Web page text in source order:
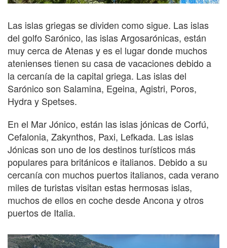
Las islas griegas se dividen como sigue. Las islas
del golfo Sarónico, las islas Argosarónicas, están
muy cerca de Atenas y es el lugar donde muchos
atenienses tienen su casa de vacaciones debido a
la cercanía de la capital griega. Las islas del
Sarónico son Salamina, Egeina, Agistri, Poros,
Hydra y Spetses.
En el Mar Jónico, están las islas jónicas de Corfú,
Cefalonia, Zakynthos, Paxi, Lefkada. Las islas
Jónicas son uno de los destinos turísticos más
populares para británicos e italianos. Debido a su
cercanía con muchos puertos italianos, cada verano
miles de turistas visitan estas hermosas islas,
muchos de ellos en coche desde Ancona y otros
puertos de Italia.